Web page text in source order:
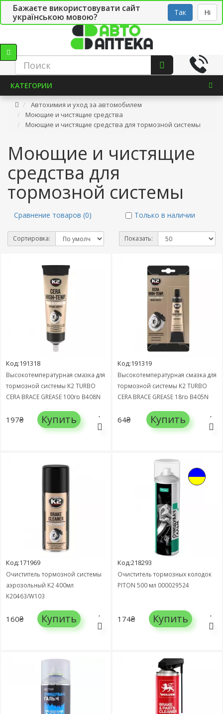
Бажаєте використовувати сайт
українською мовою?
Так Ні
СТО Укр
КАТЕГОРИИ
Автохимия и уход за автомобилем
Моющие и чистящие средства
Моющие и чистящие средства для тормозной системы
Моющие и чистящие
средства для
тормозной системы
Сравнение товаров (0) Только в наличии
Сортировка: Показать:
Код:191318
Высокотемпературная смазка для
тормозной системы K2 TURBO
CERA BRACE GREASE 100гр B408N
197₴ Купить
Код:191319
Высокотемпературная смазка для
тормозной системы K2 TURBO
CERA BRACE GREASE 18гр B405N
64₴ Купить
Код:171969
Очиститель тормозной системы
аэрозольный K2 400мл
K20463/W103
160₴ Купить
Код:218293
Очиститель тормозных колодок
PITON 500 мл 000029524
174₴ Купить